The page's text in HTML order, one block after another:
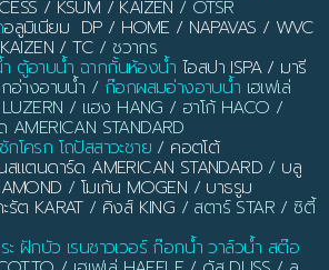
/ KSUM / KAIZEN / OTSR
อลูมิเนียม DP / HOME / NAPAVAS / WVC
/ TC / ชวากร
ตู้อาบน้ำ ฉากกั้นห้องน้ำ ไอสปา ISPA / มารี
อ่างอาบน้ำ / ก๊อกผสมอ่างอาบน้ำ เฮเฟเล่
/ แฮง HANG / ฮาโก้ HACO /
STANDARD
ครก โถปัสสาวะชาย / คอตโต้
สแตนดาร์ด AMERICAN STANDARD / บลู
/ โมเก้น MOGEN / บาธรูม
รัต KARAT/ คิงส์ KING / สตาร์ STAR / ซิตี้
ะ ฝักบัว เรนชาวเวอร์ ก๊อกน้ำ วาล์วน้ำ สต๊อ